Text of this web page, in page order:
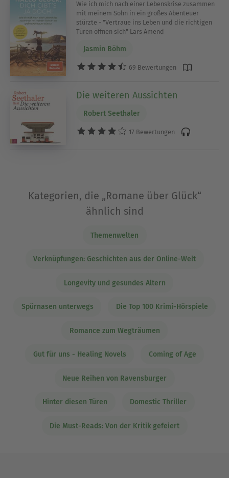
Wie ich mich nach einer Lebenskrise zusammen
mit meinem Sohn in ein großes Abenteuer
stürzte - "Vertraue ins Leben und die richtigen
Türen öffnen sich" Lars Amend
Jasmin Böhm
69 Bewertungen
Die weiteren Aussichten
Robert Seethaler
17 Bewertungen
Kategorien, die „Romane über Glück“
ähnlich sind
Themenwelten
Verknüpfungen: Geschichten aus der Online-Welt
Longevity und gesundes Altern
Spürnasen unterwegs Die Top 100 Krimi-Hörspiele
Romance zum Wegträumen
Gut für uns - Healing Novels Coming of Age
Neue Reihen von Ravensburger
Hinter diesen Türen Domestic Thriller
Die Must-Reads: Von der Kritik gefeiert